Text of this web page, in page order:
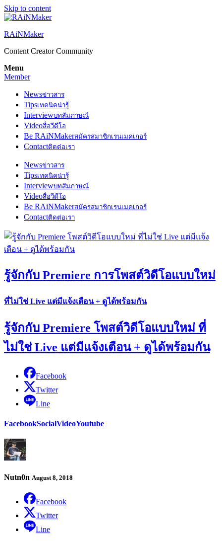
Skip to content
RAiNMaker
Content Creator Community
Menu
Member
Newsข่าวสาร
Tipsเทคนิคน่ารู้
Interviewบทสัมภาษณ์
Videoสื่อวีดีโอ
Be RAiNMakerสมัครสมาชิกเรนเมคเกอร์
Contactติดต่อเรา
Newsข่าวสาร
Tipsเทคนิคน่ารู้
Interviewบทสัมภาษณ์
Videoสื่อวีดีโอ
Be RAiNMakerสมัครสมาชิกเรนเมคเกอร์
Contactติดต่อเรา
รู้จักกับ Premiere การโพสต์วิดีโอแบบใหม่
ที่ไม่ใช่ Live แต่มีแจ้งเตือน + ดูได้พร้อมกัน
รู้จักกับ Premiere โพสต์วิดีโอแบบใหม่ ที่
ไม่ใช่ Live แต่มีแจ้งเตือน + ดูได้พร้อมกัน
Facebook
Twitter
Line
FacebookSocialVideoYoutube
Nutn0n August 8, 2018
Facebook
Twitter
Line